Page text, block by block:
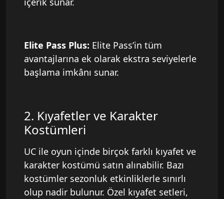
Elite Pass Plus: Elite Pass’in tüm
avantajlarına ek olarak ekstra seviyelerle
başlama imkânı sunar.
2. Kıyafetler ve Karakter
Kostümleri
UC ile oyun içinde birçok farklı kıyafet ve
karakter kostümü satın alınabilir. Bazı
kostümler sezonluk etkinliklerle sınırlı
olup nadir bulunur. Özel kıyafet setleri,